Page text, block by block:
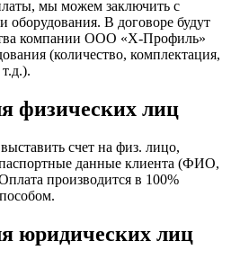
мы можем заключить с
оборудования. В договоре будут
компании ООО «Х-Профиль»
(количество, комплектация,
физических лиц
счет на физ. лицо,
данные клиента (ФИО,
производится в 100%
юридических лиц